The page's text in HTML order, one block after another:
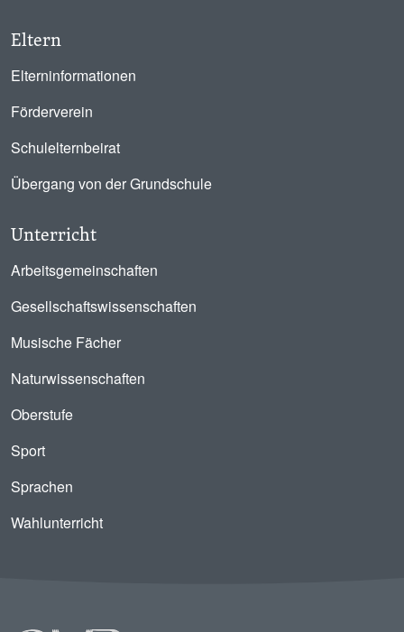
Eltern
Elterninformationen
Förderverein
Schulelternbeirat
Übergang von der Grundschule
Unterricht
Arbeitsgemeinschaften
Gesellschaftswissenschaften
Musische Fächer
Naturwissenschaften
Oberstufe
Sport
Sprachen
Wahlunterricht